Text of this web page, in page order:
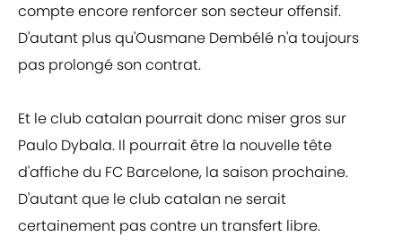
compte encore renforcer son secteur offensif.
D'autant plus qu'Ousmane Dembélé n'a toujours
pas prolongé son contrat.
Et le club catalan pourrait donc miser gros sur
Paulo Dybala. Il pourrait être la nouvelle tête
d'affiche du FC Barcelone, la saison prochaine.
D'autant que le club catalan ne serait
certainement pas contre un transfert libre.